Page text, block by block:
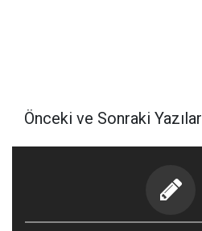
Önceki ve Sonraki Yazılar